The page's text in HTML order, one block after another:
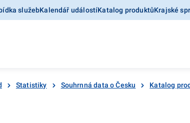
služebKalendář událostíKatalog produktůKrajské
Statistiky Souhrnná data o Česku Katalog